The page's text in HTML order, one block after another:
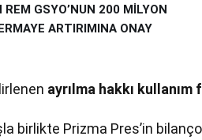
REM GSYO’NUN 200 MİLYON
ARTIRIMINA ONAY
ayrılma hakkı kullanım
birlikte Prizma Pres’in